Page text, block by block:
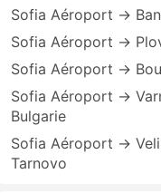
Sofia Aéroport →
Sofia Aéroport →
Sofia Aéroport →
Sofia Aéroport →
Bulgarie
Sofia Aéroport →
Tarnovo